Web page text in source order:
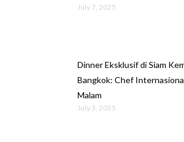
July 7, 2025
Dinner Eksklusif di Siam
Bangkok: Chef
Malam
July 3, 2025